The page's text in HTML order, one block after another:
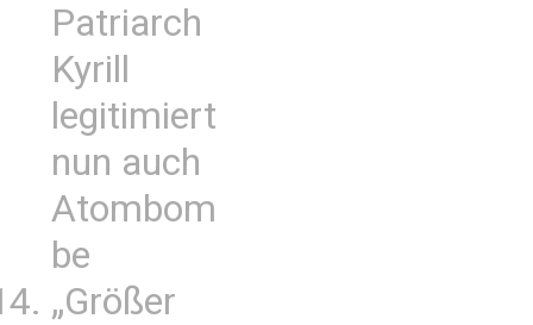
Patriarch
Kyrill
legitimiert
nun auch
Atombom
be
„Größer